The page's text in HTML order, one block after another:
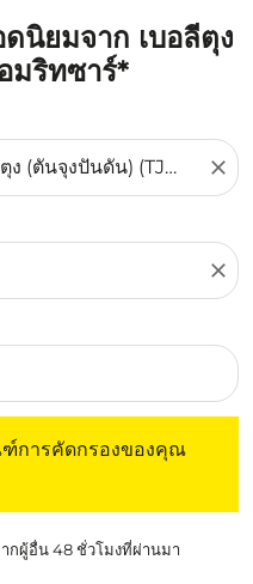
ดนิยมจาก เบอลีตุง
มริทซาร์*
close
close
ฑ์การคัดกรองของคุณ
กผู้อื่น 48 ชั่วโมงที่ผ่านมา